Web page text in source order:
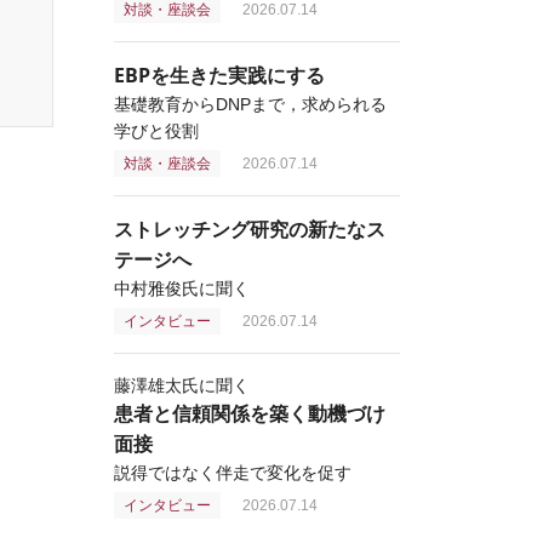
対談・座談会 2026.07.14
EBPを生きた実践にする
基礎教育からDNPまで，求められる
学びと役割
対談・座談会 2026.07.14
ストレッチング研究の新たなス
テージへ
中村雅俊氏に聞く
インタビュー 2026.07.14
藤澤雄太氏に聞く
患者と信頼関係を築く動機づけ
面接
説得ではなく伴走で変化を促す
インタビュー 2026.07.14